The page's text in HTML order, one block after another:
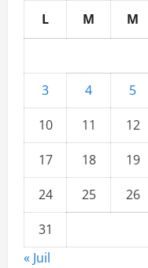
L M M
3
4 5
10
11 12
17
18 19
24
25 26
31
« Juil